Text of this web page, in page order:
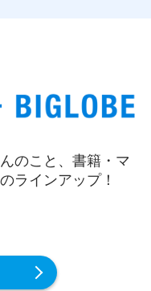
のこと、書籍・マ
ラインアップ！